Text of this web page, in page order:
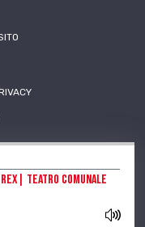
Teatro Comunale